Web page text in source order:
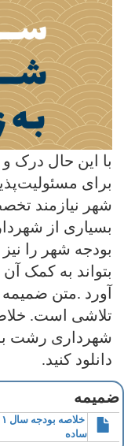
با این حال درک و
برای
شهر نیازمند
بسیاری از
بودجه شهر را
بتواند به کمک
آورد .متن
شهرداری رشت به
دانلود کنید.
ضمیمه
ساده